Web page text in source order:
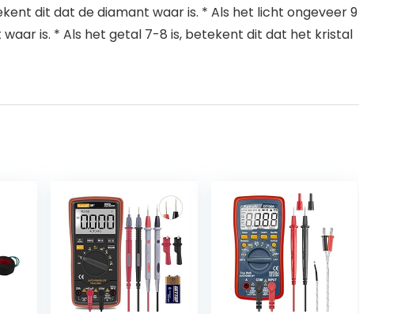
dit dat de diamant waar is. * Als het licht ongeveer 9
is. * Als het getal 7-8 is, betekent dit dat het kristal